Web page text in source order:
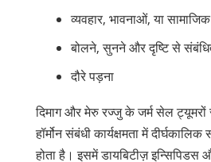
व्यवहार, भावनाओं, या
बोलने, सुनने और दृष्टि से
दौरे पड़ना
दिमाग और मेरु रज्जु के जर्म सेल ट्यूमरों
हॉर्मोन संबंधी कार्यक्षमता में
होता है। इसमें डायबिटीज़ इन्सिपिडस